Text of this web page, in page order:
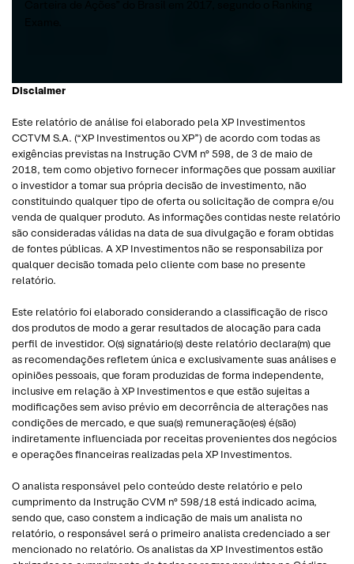
Disclaimer
Este relatório de análise foi elaborado pela XP Investimentos
CCTVM S.A. (“XP Investimentos ou XP”) de acordo com todas as
exigências previstas na Instrução CVM nº 598, de 3 de maio de
2018, tem como objetivo fornecer informações que possam auxiliar
o investidor a tomar sua própria decisão de investimento, não
constituindo qualquer tipo de oferta ou solicitação de compra e/ou
venda de qualquer produto. As informações contidas neste relatório
são consideradas válidas na data de sua divulgação e foram obtidas
de fontes públicas. A XP Investimentos não se responsabiliza por
qualquer decisão tomada pelo cliente com base no presente
relatório.
Este relatório foi elaborado considerando a classificação de risco
dos produtos de modo a gerar resultados de alocação para cada
perfil de investidor. O(s) signatário(s) deste relatório declara(m) que
as recomendações refletem única e exclusivamente suas análises e
opiniões pessoais, que foram produzidas de forma independente,
inclusive em relação à XP Investimentos e que estão sujeitas a
modificações sem aviso prévio em decorrência de alterações nas
condições de mercado, e que sua(s) remuneração(es) é(são)
indiretamente influenciada por receitas provenientes dos negócios
e operações financeiras realizadas pela XP Investimentos.
O analista responsável pelo conteúdo deste relatório e pelo
cumprimento da Instrução CVM nº 598/18 está indicado acima,
sendo que, caso constem a indicação de mais um analista no
relatório, o responsável será o primeiro analista credenciado a ser
mencionado no relatório. Os analistas da XP Investimentos estão